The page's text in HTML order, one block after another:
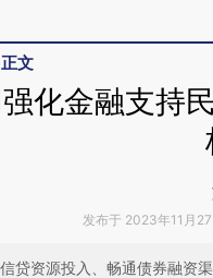
正文
化金融支持
发布于 2023年11月
贷资源投入、畅通债券融资